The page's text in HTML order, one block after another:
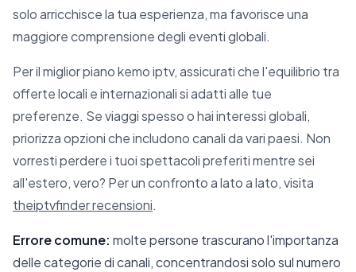
solo arricchisce la tua esperienza, ma favorisce una
maggiore comprensione degli eventi globali.
Per il miglior piano kemo iptv, assicurati che l'equilibrio tra
offerte locali e internazionali si adatti alle tue
preferenze. Se viaggi spesso o hai interessi globali,
priorizza opzioni che includono canali da vari paesi. Non
vorresti perdere i tuoi spettacoli preferiti mentre sei
all'estero, vero? Per un confronto a lato a lato, visita
theiptvfinder recensioni.
Errore comune: molte persone trascurano l'importanza
delle categorie di canali, concentrandosi solo sul numero